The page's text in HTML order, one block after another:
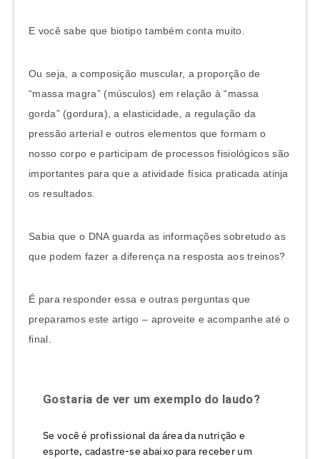
E você sabe que biotipo também conta muito.
Ou seja, a composição muscular, a proporção de
“massa magra” (músculos) em relação à “massa
gorda” (gordura), a elasticidade, a regulação da
pressão arterial e outros elementos que formam o
nosso corpo e participam de processos fisiológicos são
importantes para que a atividade física praticada atinja
os resultados.
Sabia que o DNA guarda as informações sobretudo as
que podem fazer a diferença na resposta aos treinos?
É para responder essa e outras perguntas que
preparamos este artigo – aproveite e acompanhe até o
final.
Gostaria de ver um exemplo do laudo?
Se você é profissional da área da nutrição e
esporte, cadastre-se abaixo para receber um